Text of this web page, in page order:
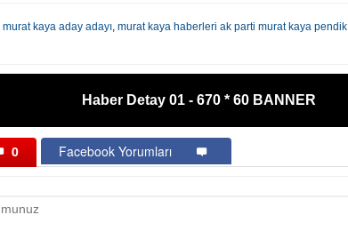
murat kaya aday adayı murat kaya haberleri ak parti murat kaya pendik
Haber Detay 01 - 670 * 60 BANNER
0 Facebook Yorumları